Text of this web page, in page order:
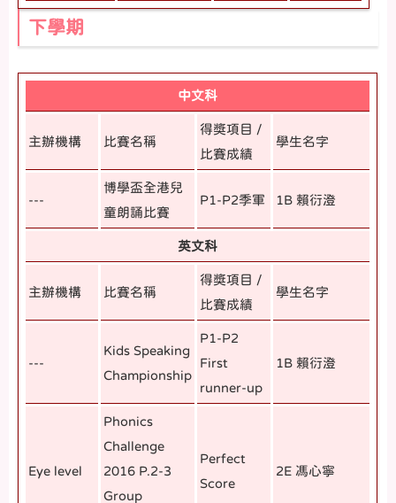
下學期
中文科
主辦機構 比賽名稱
得獎項目 /
比賽成績
學生名字
---
博學盃全港兒
童朗誦比賽
P1-P2季軍 1B 賴衍澄
英文科
主辦機構 比賽名稱
得獎項目 /
比賽成績
學生名字
---
Kids Speaking
Championship
P1-P2
First
runner-up
1B 賴衍澄
Eye level
Phonics
Challenge
2016 P.2-3
Group
Perfect
Score
2E 馮心寧